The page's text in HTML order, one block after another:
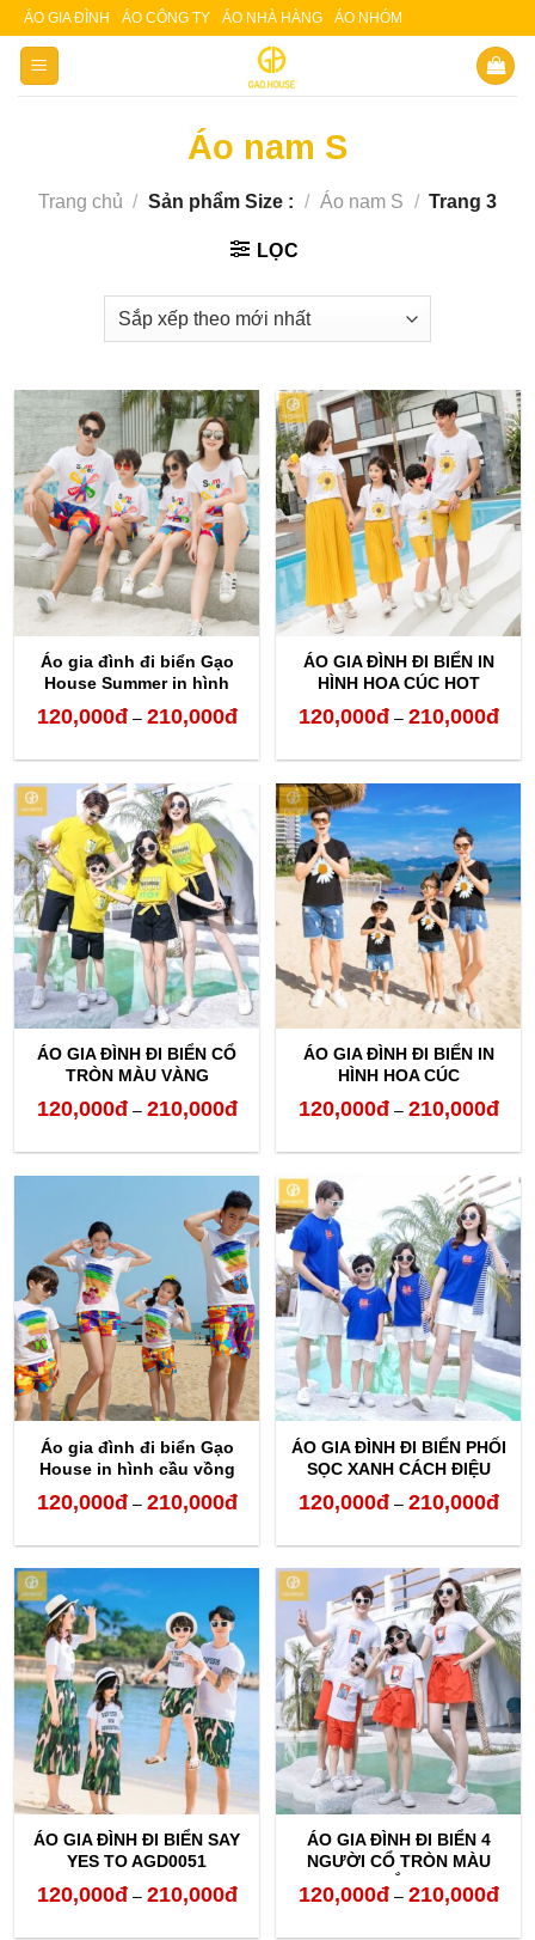
Skip
content
ÁO GIA ĐÌNH ÁO CÔNG TY ÁO NHÀ HÀNG ÁO NHÓM
Áo nam S
Trang chủ / Sản phẩm Size : / Áo nam S / Trang 3
LỌC
Áo gia đình đi biển Gạo
House Summer in hình
chong chóng
120,000đ – 210,000đKhoảng
120,000đ
đến
210,000đ
ÁO GIA ĐÌNH ĐI BIỂN IN
HÌNH HOA CÚC HOT
TREND
120,000đ – 210,000đ
từ
đến
ÁO GIA ĐÌNH ĐI BIỂN CỔ
TRÒN MÀU VÀNG
120,000đ – 210,000đKhoảng
từ
120,000đ
đến
210,000đ
ÁO GIA ĐÌNH ĐI BIỂN IN
HÌNH HOA CÚC
120,000đ – 210,000đ
từ
đến
Áo gia đình đi biển Gạo
House in hình cầu vồng
120,000đ – 210,000đKhoảng
từ
120,000đ
đến
210,000đ
ÁO GIA ĐÌNH ĐI BIỂN PHỐI
SỌC XANH CÁCH ĐIỆU
120,000đ – 210,000đ
từ
đến
ÁO GIA ĐÌNH ĐI BIỂN SAY
YES TO AGD0051
120,000đ – 210,000đKhoảng
ÁO GIA ĐÌNH ĐI BIỂN 4
NGƯỜI CỔ TRÒN MÀU
TRẮNG
120,000đ – 210,000đ